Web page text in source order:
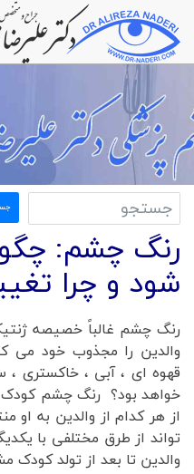
رنگ چشم:
شود و چرا
رنگ چشم غالباً خصیصه
والدین را مجذوب خود می
قهوه ای ، آبی ، خاکستری ،
خواهد بود؟ رنگ چشم کودک
از هر کدام از والدین به
تواند از طرق مختلفی با
والدین تا بعد از تولد